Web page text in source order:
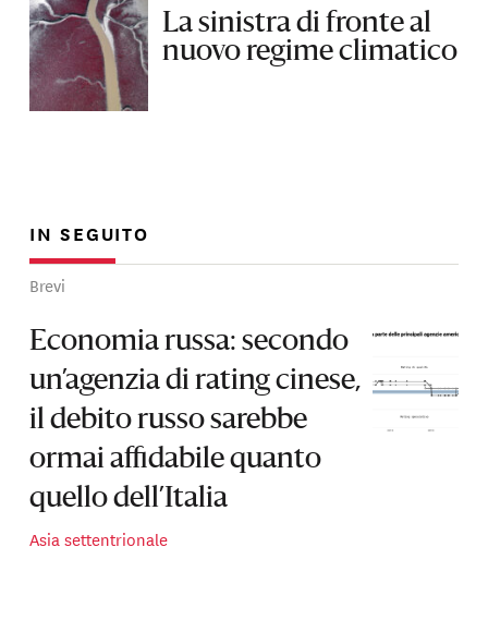
La sinistra di fronte al
nuovo regime climatico
IN SEGUITO
Brevi
Economia russa: secondo
un’agenzia di rating cinese,
il debito russo sarebbe
ormai affidabile quanto
quello dell’Italia
Asia settentrionale